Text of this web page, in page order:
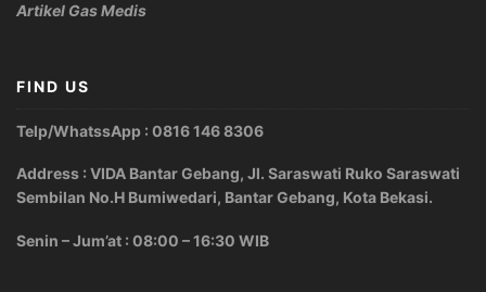
Artikel Gas Medis
FIND US
Telp/WhatssApp : 0816 146 8306
Address : VIDA Bantar Gebang, Jl. Saraswati Ruko Saraswati
Sembilan No.H Bumiwedari, Bantar Gebang, Kota Bekasi.
Senin – Jum’at : 08:00 – 16:30 WIB